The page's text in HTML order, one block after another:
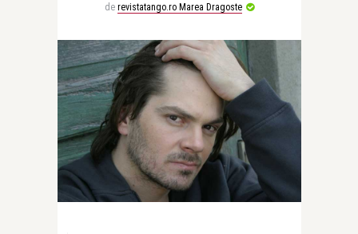
de revistatango.ro Marea Dragoste